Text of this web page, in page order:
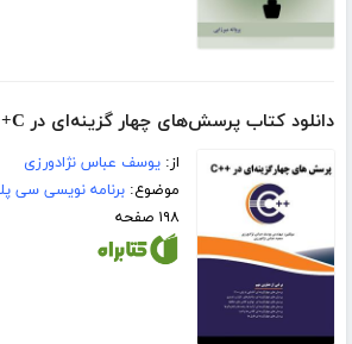
دانلود کتاب پرسش‌های چهار گزینه‌ای در C++
از:یوسف عباس نژادورزی
موضوع:برنامه نویسی سی
۱۹۸ صفحه